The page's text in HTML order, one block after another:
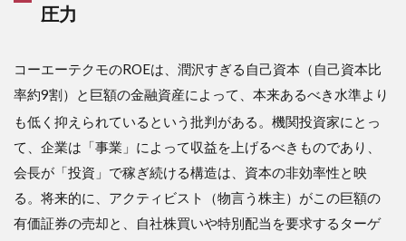
圧力
コーエーテクモのROEは、潤沢すぎる自己資本（自己資本比
率約9割）と巨額の金融資産によって、本来あるべき水準より
も低く抑えられているという批判がある 。機関投資家にとっ
て、企業は「事業」によって収益を上げるべきものであり、
会長が「投資」で稼ぎ続ける構造は、資本の非効率性と映
る。将来的に、アクティビスト（物言う株主）がこの巨額の
有価証券の売却と、自社株買いや特別配当を要求するターゲ